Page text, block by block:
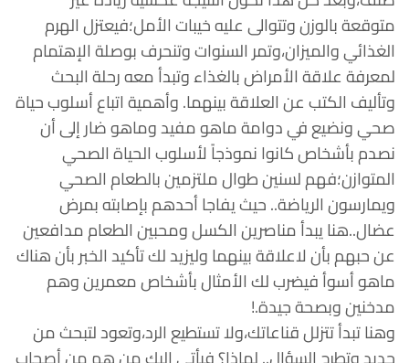
متوقعة بالوزن وتتوالى عليه خيبات الأمل؛فيعتزل الهرم
الغذائي والميزان،وتمر السنوات وتنحرف بوصلة الإهتمام
لمعرفة علاقة الأمراض بالغذاء وتبدأ معه رحلة البحث
وتأليف الكتب عن العلاقة بينهما. وأهمية اتباع أسلوب حياة
صحي ونضيع في دوامة ماهو مفيد وماهو ضار إلى أن
نصدم بأشخاص كانوا نموذجاً لأسلوب الحياة الصحي
المتوازن؛فهم لسنين طوال ملتزمين بالطعام الصحي
ويمارسون الرياضة.. حيث يفاجا أحدهم بإصابته بمرض
عضال..هنا يبدأ مناصرين الكسل ومحبين الطعام مدافعين
عن حبهم بأن لاعلاقة بينهما وليزيد لك تأكيد الخبر بأن هناك
ماهو أسوأ فيضرب لك الأمثال بأشخاص معمرين وهم
مدخنين وبصحة جيدة.!
وهنا تبدأ تتزلل قناعاتك،ولا تستطيع الرد،وتعود لتبحث من